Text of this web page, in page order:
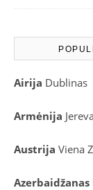
Airija Dublinas
Armėnija
Austrija Viena
Azerbaidžanas